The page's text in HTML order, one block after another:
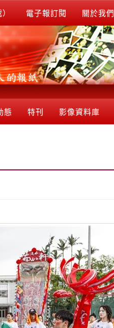
電子報訂閱 關於我們
態 特刊 影像資料庫